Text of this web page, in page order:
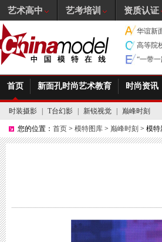
华谊新
高等院
“一带
首页 新面孔时尚艺术教育 时尚资讯
时装摄影 T台幻影 新锐视觉 巅峰时刻
您的位置： 首页 > 模特图库 > 巅峰时刻 > 模特
艺术高中 艺考培训 资质认证